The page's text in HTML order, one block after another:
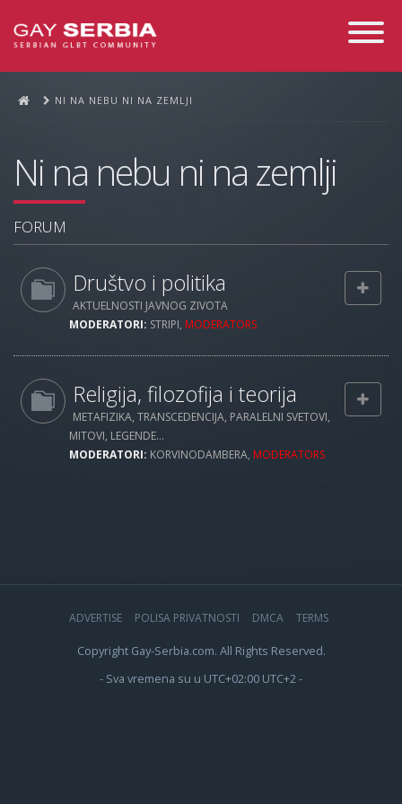
Toggle
NI NA NEBU NI NA ZEMLJI
Ni na nebu ni na zemlji
FORUM
Društvo i politika
AKTUELNOSTI JAVNOG ZIVOTA
MODERATORI: STRIPI, MODERATORS
Religija, filozofija i teorija
METAFIZIKA, TRANSCEDENCIJA, PARALELNI SVETOVI,
MITOVI, LEGENDE...
MODERATORI: KORVINODAMBERA, MODERATORS
ADVERTISE POLISA PRIVATNOSTI DMCA TERMS
Copyright Gay-Serbia.com. All Rights Reserved.
- Sva vremena su u UTC+02:00 UTC+2 -